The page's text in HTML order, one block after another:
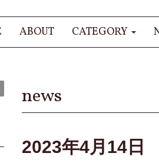
ABOUT CATEGORY
news
2023年4月14日